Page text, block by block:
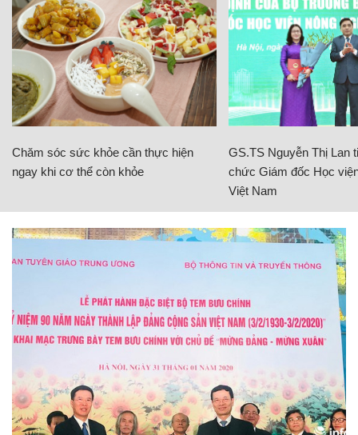
Chăm sóc sức khỏe cần thực hiện
ngay khi cơ thể còn khỏe
GS.TS Nguyễn Thị Lan
chức Giám đốc Học
Việt Nam